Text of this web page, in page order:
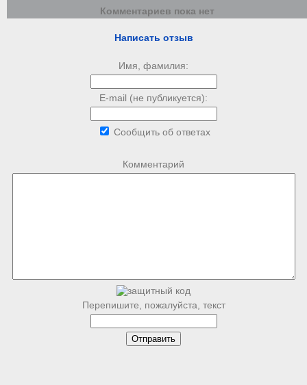
Комментариев пока нет
Написать отзыв
Имя, фамилия:
E-mail (не публикуется):
Сообщить об ответах
Комментарий
Перепишите, пожалуйста, текст